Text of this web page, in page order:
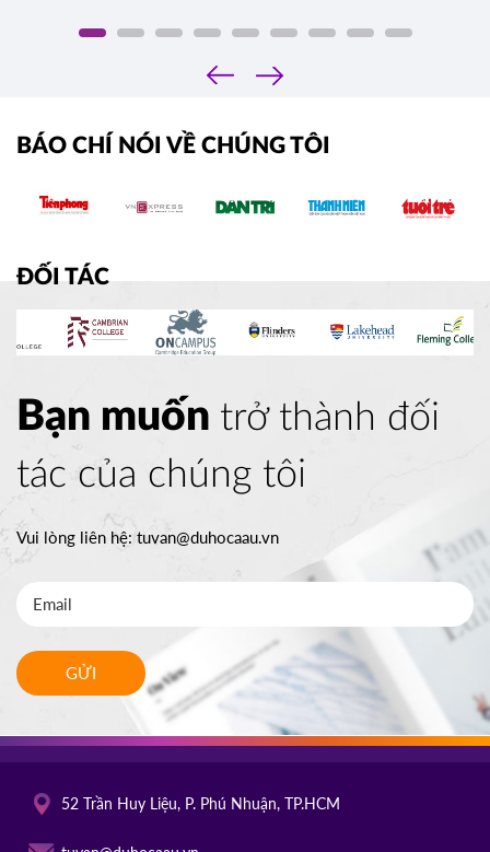
‹
›
BÁO CHÍ NÓI VỀ CHÚNG TÔI
ĐỐI TÁC
Bạn muốn trở thành đối
tác của chúng tôi
Vui lòng liên hệ: tuvan@duhocaau.vn
GỬI
52 Trần Huy Liệu, P. Phú Nhuận, TP.HCM